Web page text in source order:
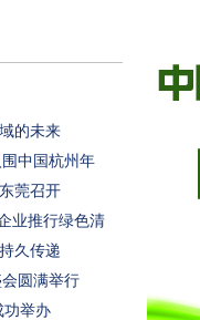
的未来
中国杭州年
莞召开
业推行绿色清
久传递
圆满举行
功举办